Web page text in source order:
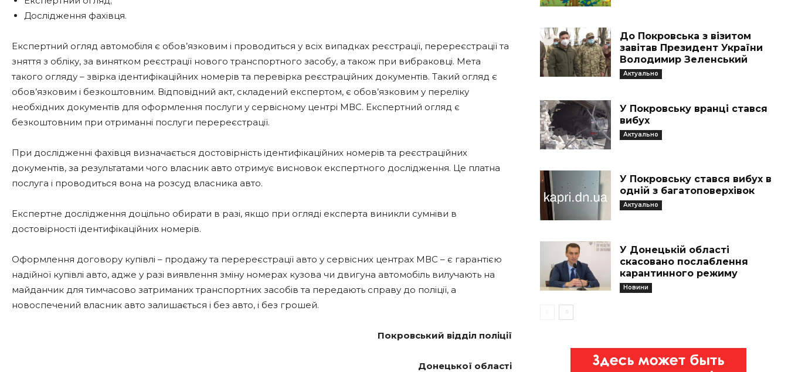
Дослідження фахівця.
Експертний огляд автомобіля є обов’язковим і проводиться у всіх випадках реєстрації, перереєстрації та
зняття з обліку, за винятком реєстрації нового транспортного засобу, а також при вибраковці. Мета
такого огляду – звірка ідентифікаційних номерів та перевірка реєстраційних документів. Такий огляд є
обов’язковим і безкоштовним. Відповідний акт, складений експертом, є обов’язковим у переліку
необхідних документів для оформлення послуги у сервісному центрі МВС. Експертний огляд є
безкоштовним при отриманні послуги перереєстрації.
При дослідженні фахівця визначається достовірність ідентифікаційних номерів та реєстраційних
документів, за результатами чого власник авто отримує висновок експертного дослідження. Це платна
послуга і проводиться вона на розсуд власника авто.
Експертне дослідження доцільно обирати в разі, якщо при огляді експерта виникли сумніви в
достовірності ідентифікаційних номерів.
Оформлення договору купівлі – продажу та перереєстрації авто у сервісних центрах МВС – є гарантією
надійної купівлі авто, адже у разі виявлення зміну номерах кузова чи двигуна автомобіль вилучають на
майданчик для тимчасово затриманих транспортних засобів та передають справу до поліції, а
новоспечений власник авто залишається і без авто, і без грошей.
Покровський відділ поліції
Донецької області
До Покровська з візитом
завітав Президент України
Володимир Зеленський
Актуально
У Покровську вранці стався
вибух
Актуально
У Покровську стався вибух в
одній з багатоповерхівок
Актуально
У Донецькій області
скасовано послаблення
карантинного режиму
Новини